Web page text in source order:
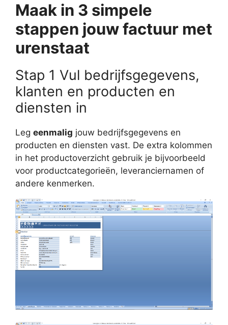
Maak in 3 simpele
stappen jouw factuur met
urenstaat
Stap 1 Vul bedrijfsgegevens,
klanten en producten en
diensten in
Leg eenmalig jouw bedrijfsgegevens en
producten en diensten vast. De extra kolommen
in het productoverzicht gebruik je bijvoorbeeld
voor productcategorieën, leveranciernamen of
andere kenmerken.